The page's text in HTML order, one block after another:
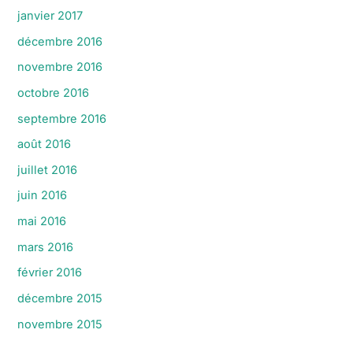
janvier 2017
décembre 2016
novembre 2016
octobre 2016
septembre 2016
août 2016
juillet 2016
juin 2016
mai 2016
mars 2016
février 2016
décembre 2015
novembre 2015